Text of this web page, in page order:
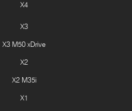
X4
X3
X3 M50 xDrive
X2
X2 M35i
X1